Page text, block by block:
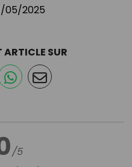
05/2025
/5
ARTICLE SUR